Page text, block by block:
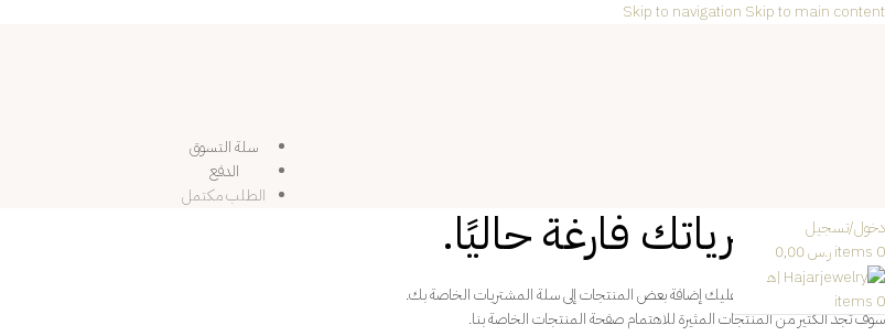
Skip to navigation Skip to main content
دخول/تسجيل
0
itemsر.س
0
items
سلة التسوق
الدفع
الطلب مكتمل
سلة مشترياتك فارغة حاليًا.
قبل الشروع في الدفع، يجب عليك إضافة بعض المنتجات إلى سلة المشتريات الخاصة بك.
سوف تجد الكثير من المنتجات المثيرة للاهتمام صفحة المنتجات الخاصة بنا.